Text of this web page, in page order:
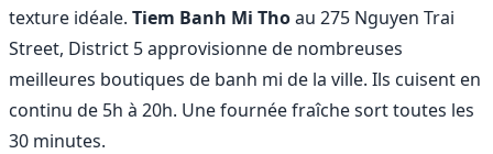
texture idéale. Tiem Banh Mi Thoau 275 Nguyen Trai
Street, District 5 approvisionne de nombreuses
meilleures boutiques de banh mi de la ville. Ils cuisent en
continu de 5h à 20h. Une fournée fraîche sort toutes les
30 minutes.